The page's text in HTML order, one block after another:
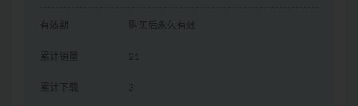
有效期 购买后永久有效
累计销量 21
累计下载 3